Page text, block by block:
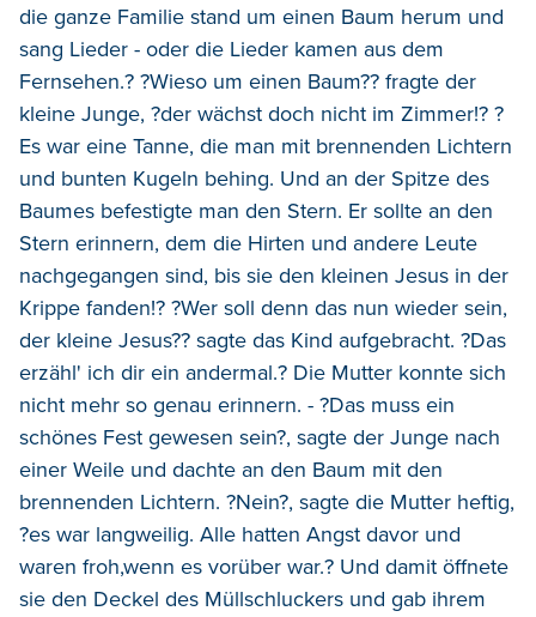
die ganze Familie stand um einen Baum herum und
sang Lieder - oder die Lieder kamen aus dem
Fernsehen.? ?Wieso um einen Baum?? fragte der
kleine Junge, ?der wächst doch nicht im Zimmer!? ?
Es war eine Tanne, die man mit brennenden Lichtern
und bunten Kugeln behing. Und an der Spitze des
Baumes befestigte man den Stern. Er sollte an den
Stern erinnern, dem die Hirten und andere Leute
nachgegangen sind, bis sie den kleinen Jesus in der
Krippe fanden!? ?Wer soll denn das nun wieder sein,
der kleine Jesus?? sagte das Kind aufgebracht. ?Das
erzähl' ich dir ein andermal.? Die Mutter konnte sich
nicht mehr so genau erinnern. - ?Das muss ein
schönes Fest gewesen sein?, sagte der Junge nach
einer Weile und dachte an den Baum mit den
brennenden Lichtern. ?Nein?, sagte die Mutter heftig,
?es war langweilig. Alle hatten Angst davor und
waren froh,wenn es vorüber war.? Und damit öffnete
sie den Deckel des Müllschluckers und gab ihrem